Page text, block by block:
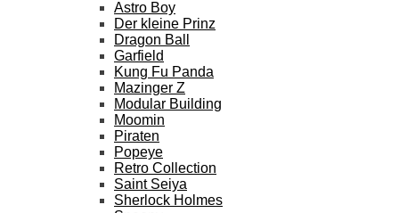
Astro Boy
Der kleine Prinz
Dragon Ball
Garfield
Kung Fu Panda
Mazinger Z
Modular Building
Moomin
Piraten
Popeye
Retro Collection
Saint Seiya
Sherlock Holmes